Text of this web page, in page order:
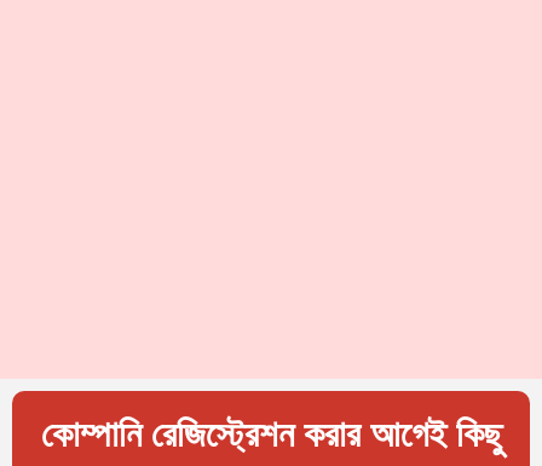
কোম্পানি রেজিস্ট্রেশন করার আগেই কিছু